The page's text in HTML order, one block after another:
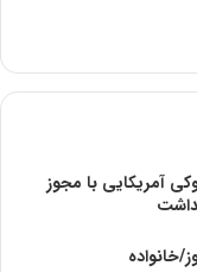
آمریکایی با مجوز
خانواده